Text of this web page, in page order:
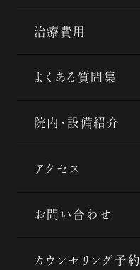
治療費用
よくある質問集
院内・設備紹介
アクセス
お問い合わせ
カウンセリング予約